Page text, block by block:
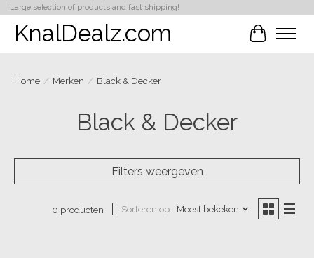
Large selection of products and fast shipping!
KnalDealz.com
Home / Merken / Black & Decker
Black & Decker
Filters weergeven
0 producten Sorteren op Meest bekeken